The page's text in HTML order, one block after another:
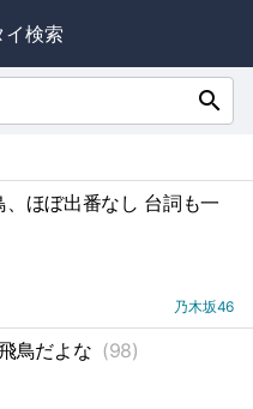
検索
search
、ほぼ出番なし 台詞も一
乃木坂46
鳥だよな (98)